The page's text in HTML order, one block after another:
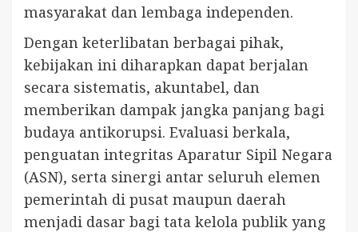
masyarakat dan lembaga independen.
Dengan keterlibatan berbagai pihak,
kebijakan ini diharapkan dapat berjalan
secara sistematis, akuntabel, dan
memberikan dampak jangka panjang bagi
budaya antikorupsi. Evaluasi berkala,
penguatan integritas Aparatur Sipil Negara
(ASN), serta sinergi antar seluruh elemen
pemerintah di pusat maupun daerah
menjadi dasar bagi tata kelola publik yang